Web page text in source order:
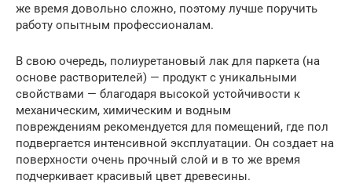
же время довольно сложно, поэтому лучше поручить
работу опытным профессионалам.
В свою очередь, полиуретановый лак для паркета (на
основе растворителей) — продукт с уникальными
свойствами — благодаря высокой устойчивости к
механическим, химическим и водным
повреждениям рекомендуется для помещений, где пол
подвергается интенсивной эксплуатации. Он создает на
поверхности очень прочный слой и в то же время
подчеркивает красивый цвет древесины.